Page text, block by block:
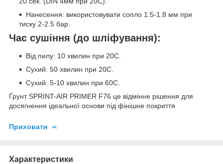
Нанесення: використовувати сопло 1.5-1.8 мм при
тиску 2-2.5 бар.
Час сушіння (до шліфування):
Від пилу: 10 хвилин при 20C.
Сухий: 50 хвилин при 20C.
Сухий: 5-10 хвилин при 60C.
Ґрунт SPRINT-AIR PRIMER F76 це відмінне рішення для
досягнення ідеальної основи під фінішне покриття
Приховати
Характеристики